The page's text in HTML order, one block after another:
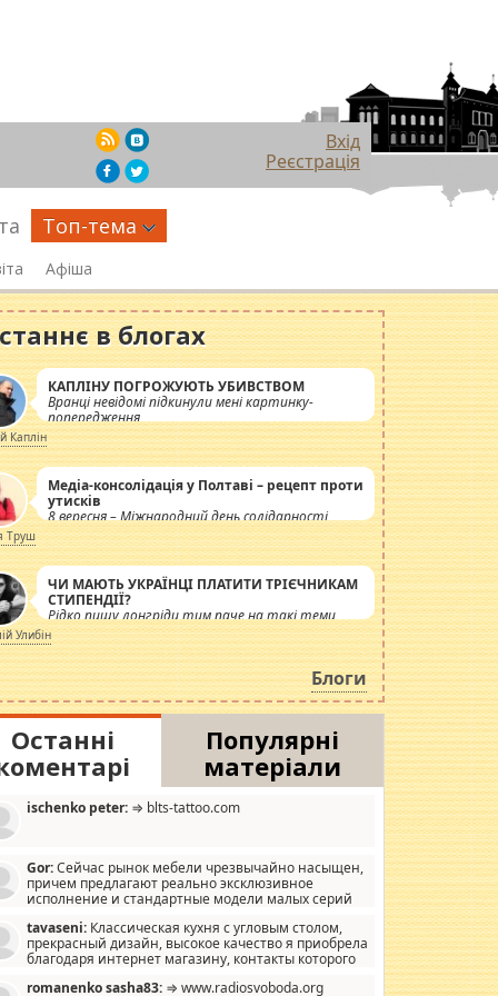
Вхід
Реєстрація
Топ-тема
Афіша
в блогах
КАПЛІНУ ПОГРОЖУЮТЬ УБИВСТВОМ
Вранці невідомі підкинули мені картинку-
попередження
Каплін
Медіа-консолідація у Полтаві – рецепт проти
утисків
8 вересня – Міжнародний день солідарності
журналістів.
Труш
ЧИ МАЮТЬ УКРАЇНЦІ ПЛАТИТИ ТРІЄЧНИКАМ
СТИПЕНДІЇ?
Рідко пишу лонгріди тим паче на такі теми,
але вже просто дістало! Обурюють сьогоднішні
інсенуації навколо стипендіального питання.
Штучно роздувається ще одна соціальна
катастрофа.
Улибін
Блоги
Останні
Популярні
матеріали
ischenko peter: ⇒ blts-tattoo.com
Gor:Сейчас рынок мебели чрезвычайно насыщен,
причем предлагают реально эксклюзивное
исполнение и стандартные модели малых серий
мало походит на стандартные формы, в MebelOk,
и что главное - со вкусом все в порядке,
ненужных наворотов удорожающих мебель, а это не
tavaseni: Классическая кухня с угловым столом,
прекрасный дизайн, высокое качество я приобрела
благодаря интернет магазину, контакты которого
romanenko sasha83: ⇒ www.radiosvoboda.org